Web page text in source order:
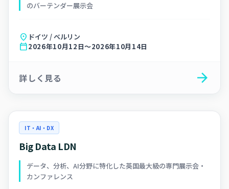
のバーテンダー展示会
location_on ドイツ / ベルリン
calendar_today2026年10月12日～2026年10月14日
詳しく見る arrow_forward
IT・AI・DX
Big Data LDN
データ、分析、AI分野に特化した英国最大級の専門展示会・
カンファレンス